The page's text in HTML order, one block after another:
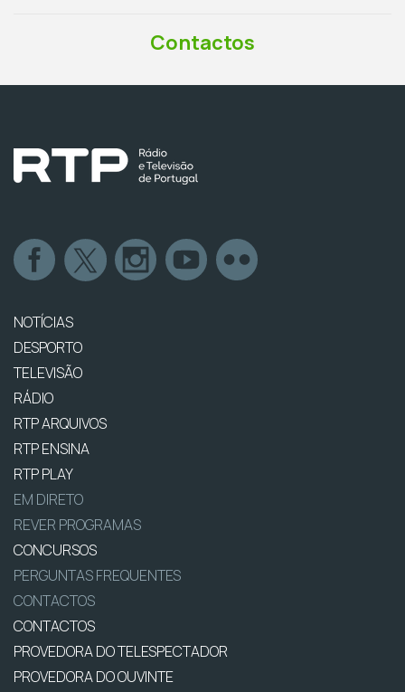
Contactos
NOTÍCIAS
DESPORTO
TELEVISÃO
RÁDIO
RTP ARQUIVOS
RTP ENSINA
RTP PLAY
EM DIRETO
REVER PROGRAMAS
CONCURSOS
PERGUNTAS FREQUENTES
CONTACTOS
CONTACTOS
PROVEDORA DO TELESPECTADOR
PROVEDORA DO OUVINTE